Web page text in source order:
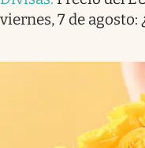
viernes, 7 de